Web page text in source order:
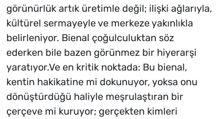
görünürlük artık üretimle değil; ilişki ağlarıyla,
kültürel sermayeyle ve merkeze yakınlıkla
belirleniyor. Bienal çoğulculuktan söz
ederken bile bazen görünmez bir hiyerarşi
yaratıyor.Ve en kritik noktada: Bu bienal,
kentin hakikatine mi dokunuyor, yoksa onu
dönüştürdüğü haliyle meşrulaştıran bir
çerçeve mi kuruyor; gerçekten kimleri